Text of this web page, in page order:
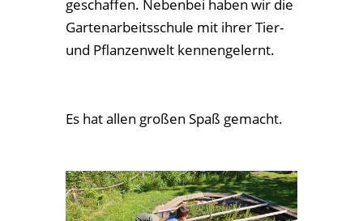
Teltow Grundschule| Aug. 23, 2025|Aktuelles
0 Kommentare
Wir haben mit 10- 12 Kindern an einem
Zeit konnte nach Herzenslust gematscht,
geformt, gemalt und gebaut werden.